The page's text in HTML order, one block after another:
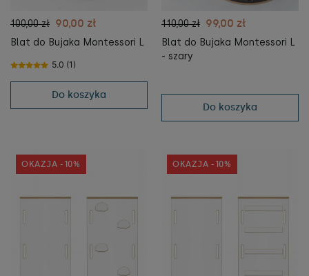
100,00 zł 90,00 zł
Blat do Bujaka Montessori L
5.0 (1)
Do koszyka
110,00 zł 99,00 zł
Blat do Bujaka Montessori L
- szary
Do koszyka
OKAZJA -10% OKAZJA -10%